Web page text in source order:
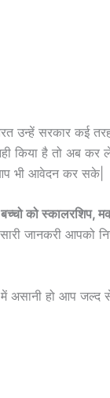
उन्हें सरकार कई तरह
है तो अब कर ले
भी आवेदन कर सके|
को स्कालरशिप,
जानकरी आपको
असानी हो आप जल्द